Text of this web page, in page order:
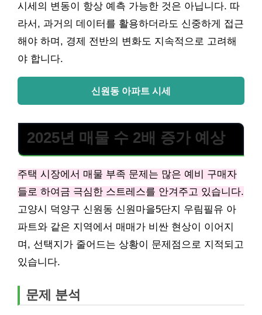
시세의 변동이 항상 예측 가능한 것은 아닙니다. 따
라서, 과거의 데이터를 활용하더라도 신중하게 접근
해야 하며, 경제 전반의 변화도 지속적으로 고려해
야 합니다.
신원동 아파트 시세
2025년 매물 수 2배 증가 예상
주택 시장에서 매물 부족 문제는 많은 예비 구매자
들로 하여금 극심한 스트레스를 안겨주고 있습니다.
고양시 덕양구 신원동 신원마을5단지 우림필유 아
파트와 같은 지역에서 매매가 비싼 현상이 이어지
며, 선택지가 줄어드는 상황이 문제점으로 지적되고
있습니다.
문제 분석